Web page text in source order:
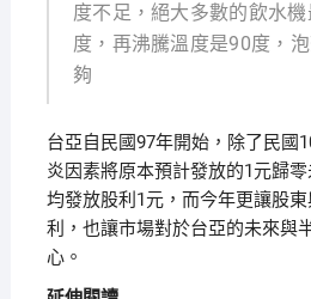
度不足，絕大多數的飲水
度，再沸騰溫度是90度，
夠
台亞自民國97年開始，除了民國
炎因素將原本預計發放的1元歸
均發放股利1元，而今年更讓股
利，也讓市場對於台亞的未來與
心。